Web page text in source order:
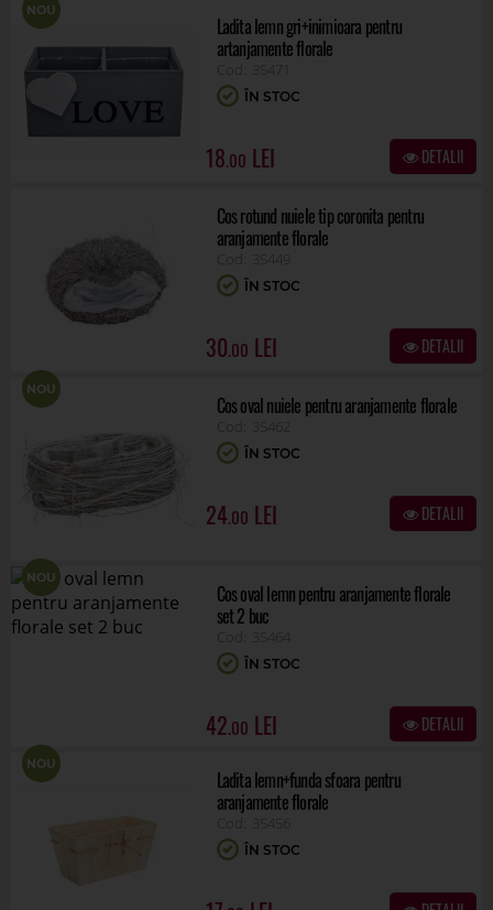
NOU
Ladita lemn gri+inimioara pentru
artanjamente florale
ÎN STOC
18.00 DETALII
Cos rotund nuiele tip coronita pentru
aranjamente florale
ÎN STOC
30.00 DETALII
NOU
Cos oval nuiele pentru aranjamente florale
ÎN STOC
24.00 DETALII
NOU
Cos oval lemn pentru aranjamente florale
set 2 buc
ÎN STOC
42.00 DETALII
NOU
Ladita lemn+funda sfoara pentru
aranjamente florale
ÎN STOC